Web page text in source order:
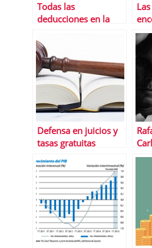
Todas las
deducciones en la
renta 2014
Defensa en juicios y
tasas gratuitas